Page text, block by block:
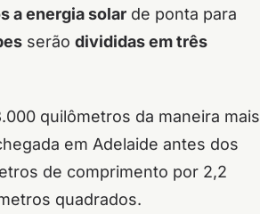
a energia solar de ponta para
serão divididas em três
quilômetros da maneira mais
em Adelaide antes dos
de comprimento por 2,2
quadrados.